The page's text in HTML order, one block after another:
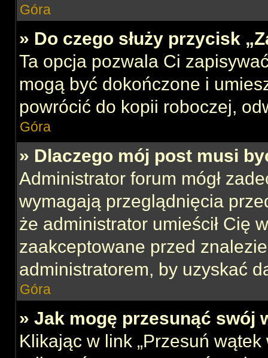
Góra
» Do czego służy przycisk
Ta opcja pozwala Ci
mogą być dokończone i
powrócić do kopii roboczej,
Góra
» Dlaczego mój post musi
Administrator forum mógł
wymagają przeglądnięcia
że administrator umieścił Cię
zaakceptowane przed
administratorem, by uzyskać
Góra
» Jak mogę przesunąć swój
Klikając w link „Przesuń